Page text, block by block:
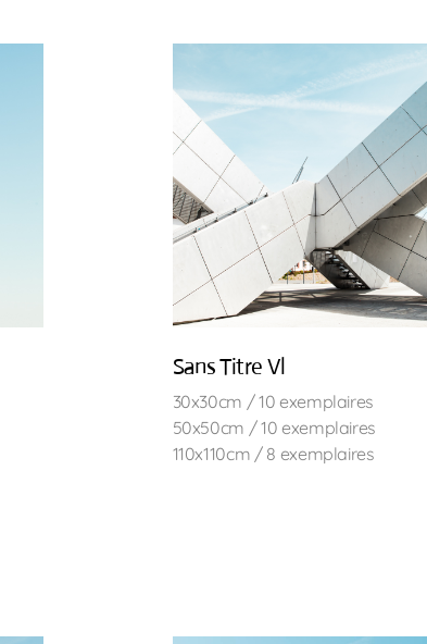
Sans Titre Vl
30x30cm / 10 exemplaires
50x50cm / 10 exemplaires
110x110cm / 8 exemplaires